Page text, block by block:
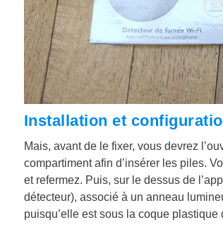
Installation et
Mais, avant de le fixer, vous devrez
compartiment afin d’insérer les piles.
et refermez. Puis, sur le dessus de
détecteur), associé à un anneau
puisqu’elle est sous la coque plastique